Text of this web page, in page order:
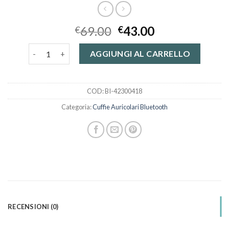
€69.00 €43.00
cuffie auricolari bluetooth quantità
AGGIUNGI AL CARRELLO
COD:BI-42300418
Categoria:Cuffie Auricolari Bluetooth
RECENSIONI (0)